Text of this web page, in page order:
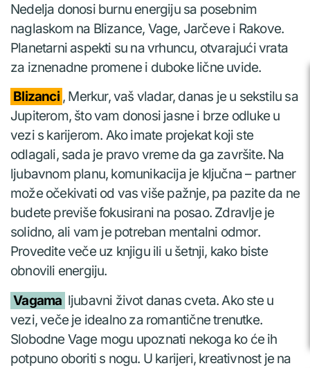
Nedelja donosi burnu energiju sa posebnim
naglaskom na Blizance, Vage, Jarčeve i Rakove.
Planetarni aspekti su na vrhuncu, otvarajući vrata
za iznenadne promene i duboke lične uvide.
Blizanci , Merkur, vaš vladar, danas je u sekstilu sa
Jupiterom, što vam donosi jasne i brze odluke u
vezi s karijerom. Ako imate projekat koji ste
odlagali, sada je pravo vreme da ga završite. Na
ljubavnom planu, komunikacija je ključna – partner
može očekivati od vas više pažnje, pa pazite da ne
budete previše fokusirani na posao. Zdravlje je
solidno, ali vam je potreban mentalni odmor.
Provedite veče uz knjigu ili u šetnji, kako biste
obnovili energiju.
Vagama ljubavni život danas cveta. Ako ste u
vezi, veče je idealno za romantične trenutke.
Slobodne Vage mogu upoznati nekoga ko će ih
potpuno oboriti s nogu. U karijeri, kreativnost je na